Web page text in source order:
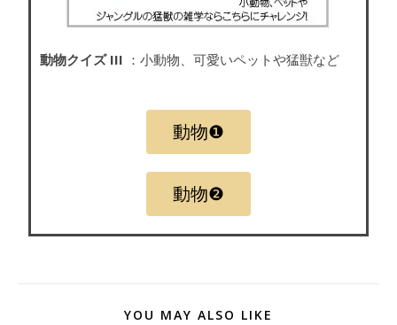
動物クイズ III ：小動物、可愛いペットや猛獣など
動物❶
動物❷
YOU MAY ALSO LIKE